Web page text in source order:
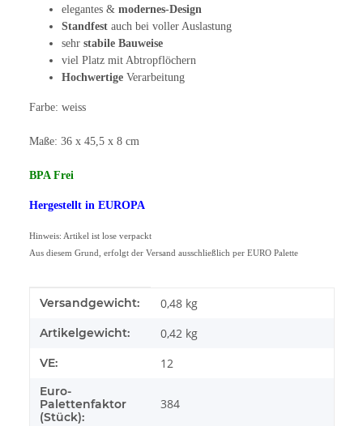
elegantes & modernes-Design
Standfest auch bei voller Auslastung
sehr stabile Bauweise
viel Platz mit Abtropflöchern
Hochwertige Verarbeitung
Farbe: weiss
Maße: 36 x 45,5 x 8 cm
BPA Frei
Hergestellt in EUROPA
Hinweis: Artikel ist lose verpackt
Aus diesem Grund, erfolgt der Versand ausschließlich per EURO Palette
Produkteigenschaft
Wert
Versandgewicht: 0,48 kg
Artikelgewicht: 0,42 kg
VE: 12
Euro-
Palettenfaktor
(Stück):
384